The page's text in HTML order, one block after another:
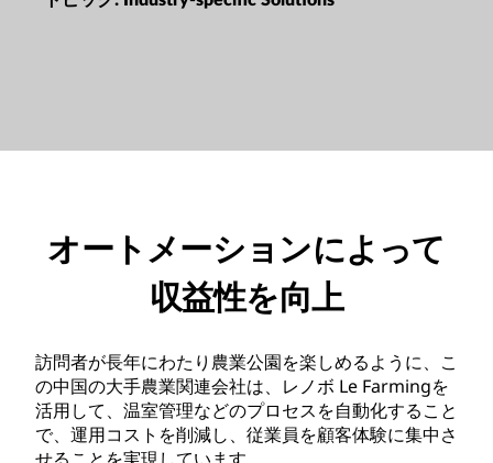
オートメーションによって
収益性を向上
訪問者が長年にわたり農業公園を楽しめるように、こ
の中国の大手農業関連会社は、レノボ Le Farmingを
活用して、温室管理などのプロセスを自動化すること
で、運用コストを削減し、従業員を顧客体験に集中さ
せることを実現しています。